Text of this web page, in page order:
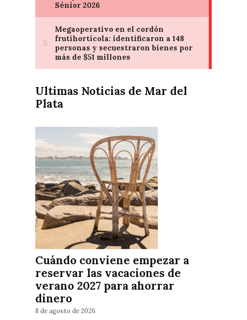
Ultimas Noticias de Mar del
Plata
Cuándo conviene empezar a
reservar las vacaciones de
verano 2027 para ahorrar
dinero
8 de agosto de 2026